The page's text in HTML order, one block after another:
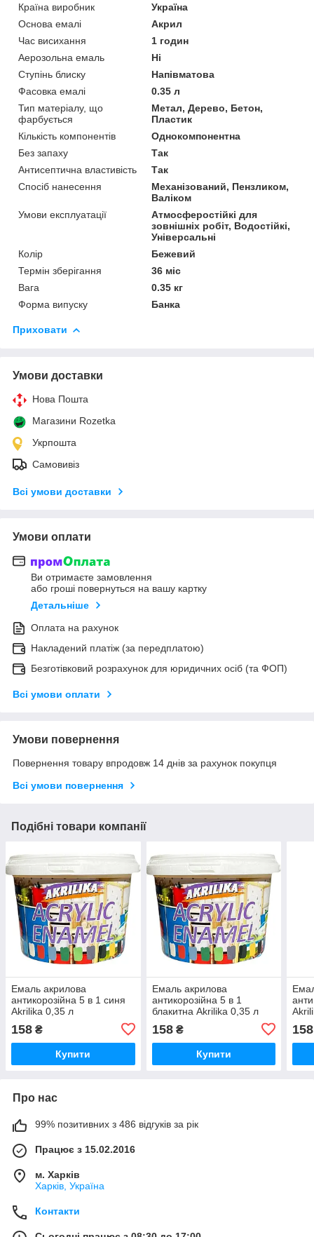
Країна виробник
Україна
Основа емалі
Акрил
Час висихання
1 годин
Аерозольна емаль
Ні
Ступінь блиску
Напівматова
Фасовка емалі
0.35 л
Тип матеріалу, що
фарбується
Метал, Дерево, Бетон,
Пластик
Кількість компонентів
Однокомпонентна
Без запаху
Так
Антисептична властивість
Так
Спосіб нанесення
Механізований, Пензликом,
Валіком
Умови експлуатації
Атмосферостійкі для
зовнішніх робіт, Водостійкі,
Універсальні
Колір
Бежевий
Термін зберігання
36 міс
Вага
0.35 кг
Форма випуску
Банка
Приховати
Умови доставки
Нова Пошта
Магазини Rozetka
Укрпошта
Самовивіз
Всі умови доставки
Умови оплати
Ви отримаєте замовлення
або гроші повернуться на вашу картку
Детальніше
Оплата на рахунок
Накладений платіж (за передплатою)
Безготівковий розрахунок для юридичних осіб (та ФОП)
Всі умови оплати
Умови повернення
Повернення товару впродовж 14 днів за рахунок покупця
Всі умови повернення
Подібні товари компанії
Емаль акрилова
антикорозійна 5 в 1 синя
Akrilika 0,35 л
158 ₴
Купити
Емаль акрилова
антикорозійна 5 в 1
блакитна Akrilika 0,35 л
158₴
Купити
158
Про нас
99% позитивних з 486 відгуків за рік
Працює з 15.02.2016
м. Харків
Харків, Україна
Контакти